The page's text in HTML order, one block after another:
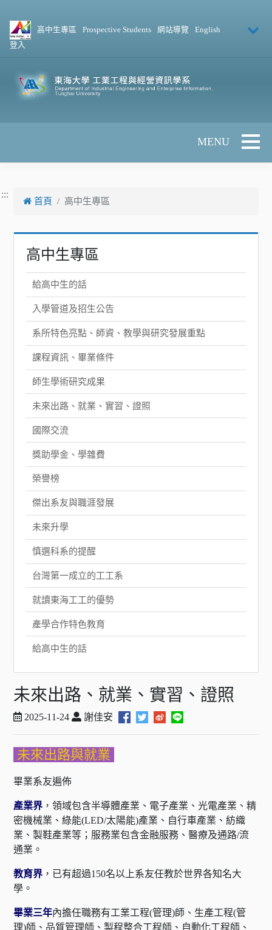
高中生專區 Prospective Students 網站導覽
English
登入
Toggle
:::
首頁 高中生專區
高中生專區
給高中生的話
入學管道及招生公告
系所特色亮點、師資、教學與研究發展重點
課程資訊、畢業條件
師生學術研究成果
未來出路、就業、實習、證照
國際交流
獎助學金、學雜費
榮譽榜
傑出系友與職涯發展
未來升學
慎選科系的提醒
台灣第一成立的工工系
就讀東海工工的優勢
產學合作特色教育
給高中生的話
未來出路、就業、實習、證照
2025-11-24 謝佳安
未來出路與就業
畢業系友遍佈
產業界 ，領域包含半導體產業、電子產業、光電產業、精
密機械業、綠能(LED/太陽能)產業、自行車產業、紡織
業、製鞋產業等；服務業包含金融服務、醫療及通路/流
通業。
教育界 ，已有超過150名以上系友任教於世界各知名大
學。
畢業三年內擔任職務有工業工程(管理)師、生產工程(管
理)師、品質管理師、製程整合工程師、自動化工程師、